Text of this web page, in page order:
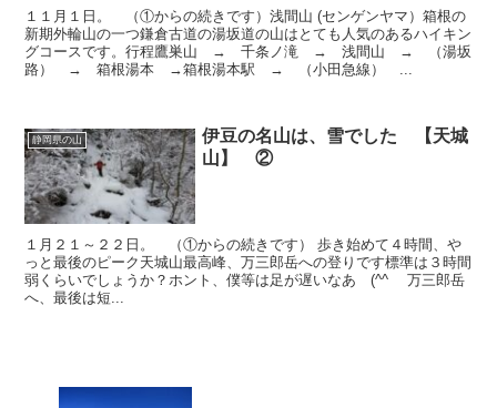
１１月１日。 （①からの続きです）浅間山 (センゲンヤマ）箱根の
新期外輪山の一つ鎌倉古道の湯坂道の山はとても人気のあるハイキン
グコースです。行程鷹巣山 → 千条ノ滝 → 浅間山 → （湯坂
路） → 箱根湯本 →箱根湯本駅 → （小田急線） ...
静岡県の山
伊豆の名山は、雪でした 【天城
山】 ②
１月２１～２２日。 （①からの続きです） 歩き始めて４時間、や
っと最後のピーク天城山最高峰、万三郎岳への登りです標準は３時間
弱くらいでしょうか？ホント、僕等は足が遅いなあ (^^ゞ 万三郎岳
へ、最後は短...